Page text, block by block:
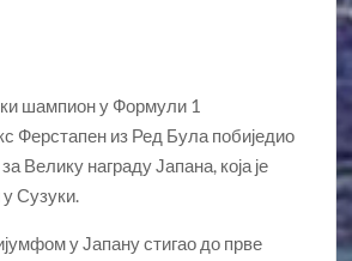
шампион у Формули 1
Ферстапен из Ред Була побиједио
Велику награду Јапана, која је
Сузуки.
у Јапану стигао до прве